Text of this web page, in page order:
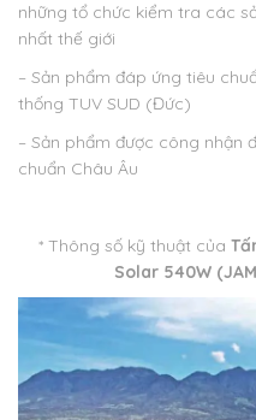
những tổ chức kiểm tra các
nhất thế giới
– Sản phẩm đáp ứng tiêu
thống TUV SUD (Đức)
– Sản phẩm được công nhận
chuẩn Châu Âu
* Thông số kỹ thuật của
Solar 540W (